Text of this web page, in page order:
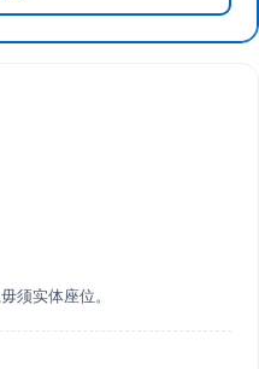
须实体座位。